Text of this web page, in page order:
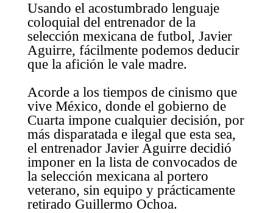
Usando el acostumbrado lenguaje
coloquial del entrenador de la
selección mexicana de futbol, Javier
Aguirre, fácilmente podemos deducir
que la afición le vale madre.
Acorde a los tiempos de cinismo que
vive México, donde el gobierno de
Cuarta impone cualquier decisión, por
más disparatada e ilegal que esta sea,
el entrenador Javier Aguirre decidió
imponer en la lista de convocados de
la selección mexicana al portero
veterano, sin equipo y prácticamente
retirado Guillermo Ochoa.